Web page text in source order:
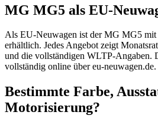
MG MG5 als EU-
Als EU-Neuwagen ist der MG MG5 mit
erhältlich. Jedes Angebot zeigt
und die vollständigen WLTP-Angaben.
vollständig online über eu-neuwagen.de.
Bestimmte Farbe,
Motorisierung?